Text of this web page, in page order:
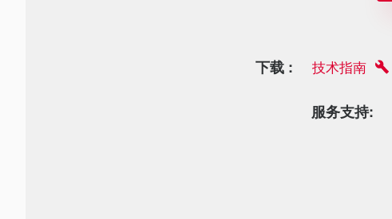
下载 : 技术指南
服务支持: